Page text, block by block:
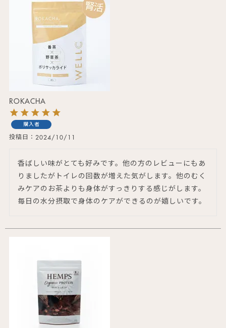
ROKACHA
購入者
投稿日 2024/10/11
香ばしい味がとても好みです。他の方のレビューにもあ
りましたがトイレの回数が増えた気がします。他のむく
みケアのお茶よりも身体がすっきりする感じがします。
毎日の水分摂取で身体のケアができるのが嬉しいです。